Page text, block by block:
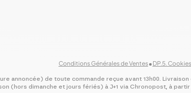
Conditions Générales de Ventes DP.5. Cookies
annoncée) de toute commande reçue avant 13h00.
(hors dimanche et jours fériés) à J+1 via Chronopost, à partir